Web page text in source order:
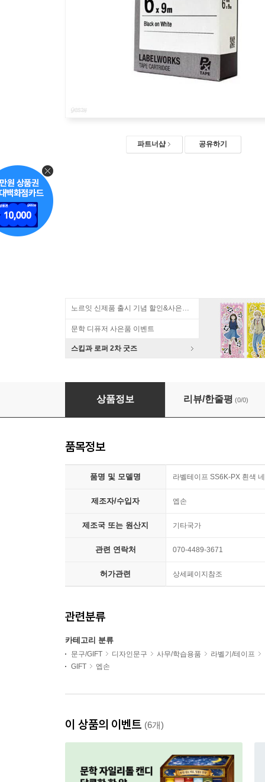
파트너샵 공유하기
노르잇 신제품 출시 기념 할인&사은품 증정!
문학 디퓨저 사은품 이벤트
스킵과 로퍼 2차 굿즈
엡손 라벨테이프 SS6K-PX 흰색 네임스티커
상품정보 리뷰/한줄평 (0/0)
품목정보
품명 및 모델명 라벨테이프 SS6K-PX 흰색
제조자/수입자 엡손
제조국 또는 원산지 기타국가
관련 연락처 070-4489-3671
허가관련 상세페이지참조
관련분류
카테고리 분류
문구/GIFT 디자인문구 사무/학습용품 라벨기/테이프
GIFT
엡손
이 상품의 이벤트 (6개)